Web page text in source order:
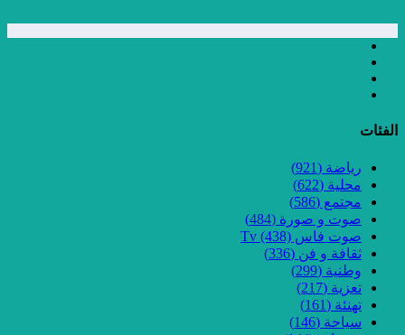
الفئات
رياضة (921)
محلية (622)
مجتمع (586)
صوت و صورة (484)
صوت فاس Tv (438)
ثقافة و فن (336)
وطنية (299)
تعزية (217)
تهنئة (161)
سياحة (146)